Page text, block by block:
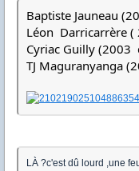
Baptiste Jauneau
Léon Darricarrère (
Cyriac Guilly (2003
TJ Maguranyanga
LÀ ?c'est dû lourd ,une